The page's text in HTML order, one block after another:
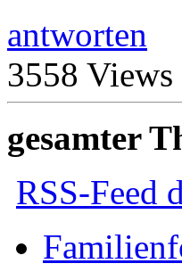
antworten
3558 Views
gesamter
RSS-Feed